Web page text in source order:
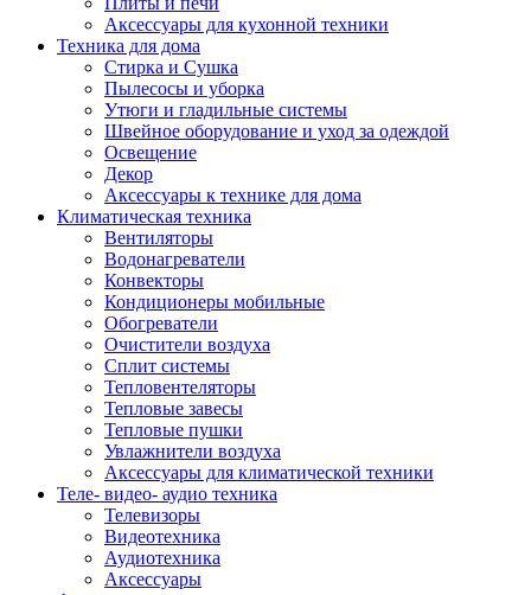
Аксессуары для кухонной техники
Техника для дома
Стирка и Сушка
Пылесосы и уборка
Утюги и гладильные системы
Швейное оборудование и уход за одеждой
Освещение
Декор
Аксессуары к технике для дома
Климатическая техника
Вентиляторы
Водонагреватели
Конвекторы
Кондиционеры мобильные
Обогреватели
Очистители воздуха
Сплит системы
Тепловентеляторы
Тепловые завесы
Тепловые пушки
Увлажнители воздуха
Аксессуары для климатической техники
Теле- видео- аудио техника
Телевизоры
Видеотехника
Аудиотехника
Аксессуары